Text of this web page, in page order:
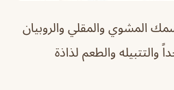
المشوي والمقلي والروبيان
والتتبيله والطعم لذاذة